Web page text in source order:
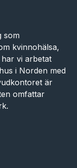
som
kvinnohälsa,
vi arbetat
i Norden med
är
omfattar